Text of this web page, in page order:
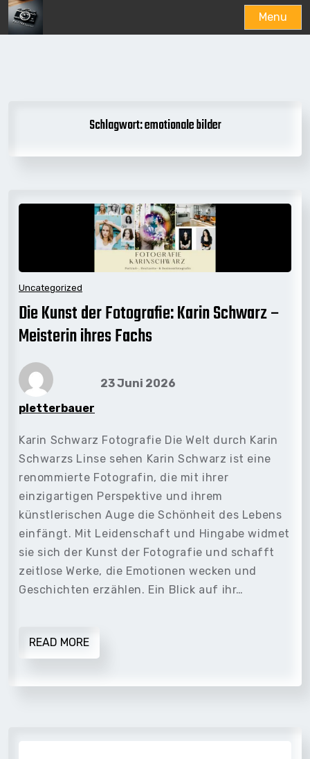
Menu
Schlagwort:emotionale bilder
Uncategorized
Die Kunst der Fotografie: Karin Schwarz –
Meisterin ihres Fachs
pletterbauer
23 Juni 2026
Karin Schwarz Fotografie Die Welt durch Karin
Schwarzs Linse sehen Karin Schwarz ist eine
renommierte Fotografin, die mit ihrer
einzigartigen Perspektive und ihrem
künstlerischen Auge die Schönheit des Lebens
einfängt. Mit Leidenschaft und Hingabe widmet
sie sich der Kunst der Fotografie und schafft
zeitlose Werke, die Emotionen wecken und
Geschichten erzählen. Ein Blick auf ihr…
READ MORE